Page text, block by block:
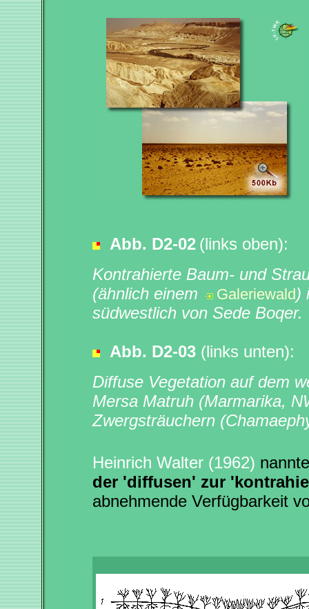
Abb. D2-02 (links oben):
Kontrahierte Baum- und
(ähnlich einem
Galeriewald)
südwestlich von Sede Boqer.
Abb. D2-03 (links unten):
Diffuse Vegetation auf dem
Mersa Matruh (Marmarika,
Zwergsträuchern
Heinrich Walter (1962)
der 'diffusen' zur
abnehmende Verfügbarkeit